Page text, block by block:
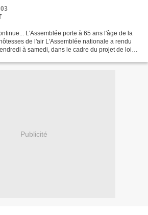
L'Assemblée porte à 65 ans l'âge de la
de l'air L'Assemblée nationale a rendu
à samedi, dans le cadre du projet de loi
Publicité